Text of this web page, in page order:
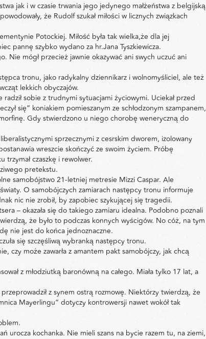
jak i w czasie trwania jego jedynego małżeństwa z belgijską
że Rudolf szukał miłości w licznych związkach
Potockiej. Miłość była tak wielka,że dla jej
pannę szybko wydano za hr.Jana Tyszkiewicza.
Nie mógł przecież jawnie okazywać ani swych uczuć ani
tronu, jako radykalny dziennikarz i wolnomyśliciel, ale też
lekkich obyczajów.
sobie z trudnymi sytuacjami życiowymi. Uciekał przed
się” koniakiem pomieszanym ze schłodzonym szampanem,
Gdy stwierdzono u niego chorobę weneryczną do
sprzecznymi z cesrskim dworem, izolowany
wreszcie skończyć ze swoim życiem. Próbę
czaszkę i rewolwer.
pretekstu.
samobójstwo 21-letniej metresie Mizzi Caspar. Ale
O samobójczych zamiarach następcy tronu informuje
nic nie zrobił, by zapobiec szykującej się tragedii.
– okazała się do takiego zamiaru idealna. Podobno poznali
że było to podczas konnych wyścigów. No cóż, na tym
nie jest do końca jednoznaczne.
się szczęśliwą wybranką następcy tronu.
czy może zawarła z amantem pakt samobójczy, jak chcą
z młodziutką baronówną na całego. Miała tylko 17 lat, a
z synem ostrą rozmowę. Niektórzy twierdzą, że
Mayerlingu” dotyczy kontrowersji nawet wokół tak
urocza kochanka. Nie mieli szans na bycie razem tu, na ziemi,